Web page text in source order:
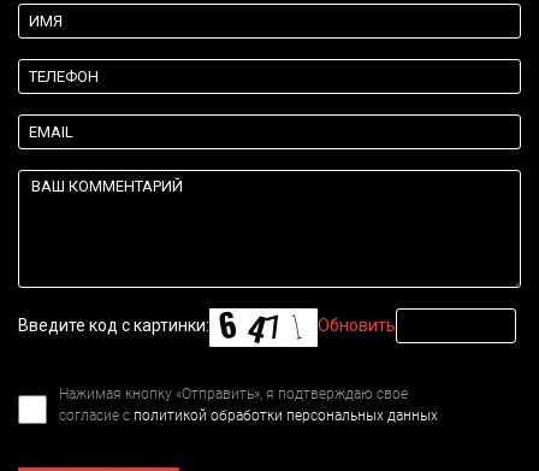
Введите код с картинки: Обновить
Нажимая кнопку «Отправить», я подтверждаю свое
согласие с политикой обработки персональных данных